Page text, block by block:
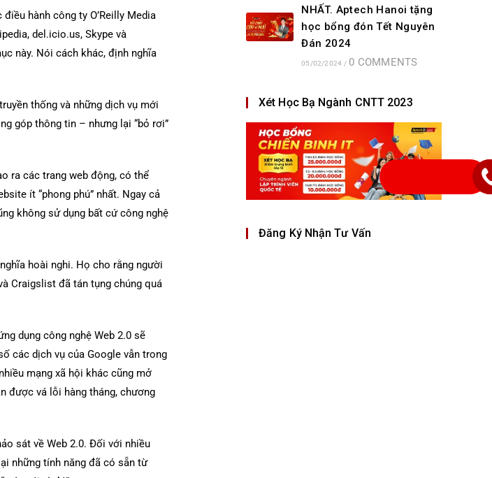
hành công ty O’Reilly Media
del.icio.us, Skype và
này. Nói cách khác, định nghĩa
thống và những dịch vụ mới
góp thông tin – nhưng lại “bỏ rơi”
ra các trang web động, có thể
ít “phong phú” nhất. Ngay cả
không sử dụng bất cứ công nghệ
hoài nghi. Họ cho rằng người
Craigslist đã tán tụng chúng quá
dụng công nghệ Web 2.0 sẽ
các dịch vụ của Google vẫn trong
mạng xã hội khác cũng mở
được vá lỗi hàng tháng, chương
sát về Web 2.0. Đối với nhiều
những tính năng đã có sẵn từ
NHẤT. Aptech Hanoi tặng
học bổng đón Tết Nguyên
Đán 2024
05/02/2024 / 0 COMMENTS
Xét Học Bạ Ngành CNTT 2023
Đăng Ký Nhận Tư Vấn